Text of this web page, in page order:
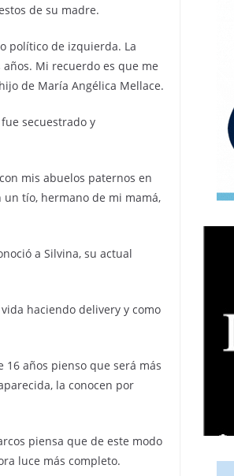
de su madre.
político de izquierda. La
Mi recuerdo es que me
de María Angélica Mellace.
secuestrado y
mis abuelos paternos en
un tío, hermano de mi mamá,
a Silvina, su actual
haciendo delivery y como
16 años pienso que será más
la conocen por
piensa que de este modo
luce más completo.